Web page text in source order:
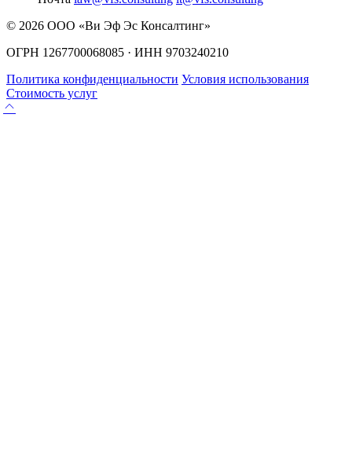
© 2026 ООО «Ви Эф Эс Консалтинг»
ОГРН 1267700068085 · ИНН 9703240210
Политика конфиденциальности Условия использования
Стоимость услуг